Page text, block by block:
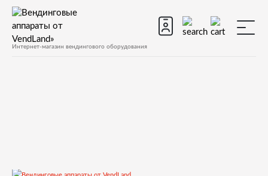
Интернет-магазин вендингового оборудования